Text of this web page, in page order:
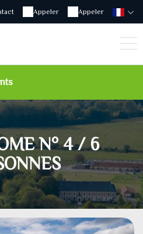
Appeler
Appeler
N° 4 / 6